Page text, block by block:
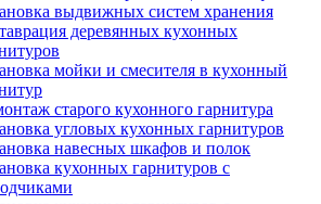
выдвижных систем хранения
деревянных кухонных
мойки и смесителя в кухонный
старого кухонного гарнитура
угловых кухонных гарнитуров
навесных шкафов и полок
кухонных гарнитуров с